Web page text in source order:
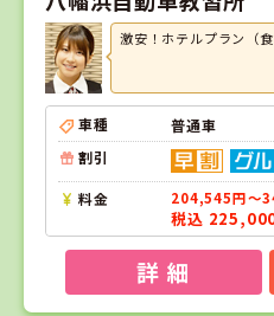
激安！ホテルプラン（
車種
普通車
割引
料金 204,545円～
税込
詳 細